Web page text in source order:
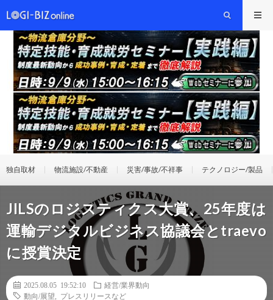
独自取材 物流施設/不動産 災害/事故/不祥事 テクノロジー/製品
JILSのロジスティクス大賞、25年度は
運輸デジタルビジネス協議会とtraevo
に授賞決定
2025.08.05 19:52:10
経営/業界動向
動向/展望
プレスリリースなど